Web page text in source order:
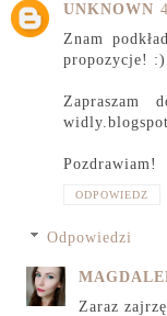
UNKNOWN
Znam
propozycje! :)
Zapraszam
Pozdrawiam!
ODPOWIEDZ
Odpowiedzi
Zaraz